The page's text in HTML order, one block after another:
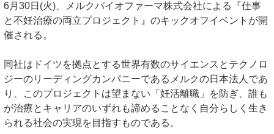
6月30日(火)、メルクバイオファーマ株式会社による『仕事
と不妊治療の両立プロジェクト』のキックオフイベントが開
催される。
同社はドイツを拠点とする世界有数のサイエンスとテクノロ
ジーのリーディングカンパニーであるメルクの日本法人であ
り、このプロジェクトは望まない「妊活離職」を防ぎ、誰も
が治療とキャリアのいずれも諦めることなく自分らしく生き
られる社会の実現を目指すものである。